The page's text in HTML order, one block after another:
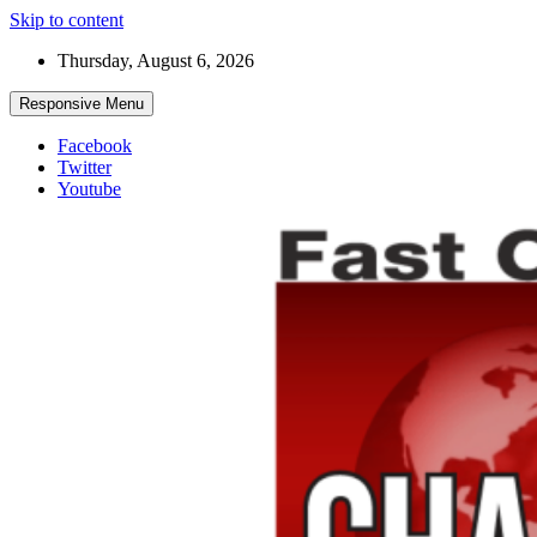
Skip to content
Thursday, August 6, 2026
Responsive Menu
Facebook
Twitter
Youtube